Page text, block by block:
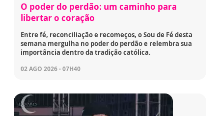
O poder do perdão: um caminho para
libertar o coração
Entre fé, reconciliação e recomeços, o Sou de Fé desta
semana mergulha no poder do perdão e relembra sua
importância dentro da tradição católica.
02 AGO 2026 - 07H40